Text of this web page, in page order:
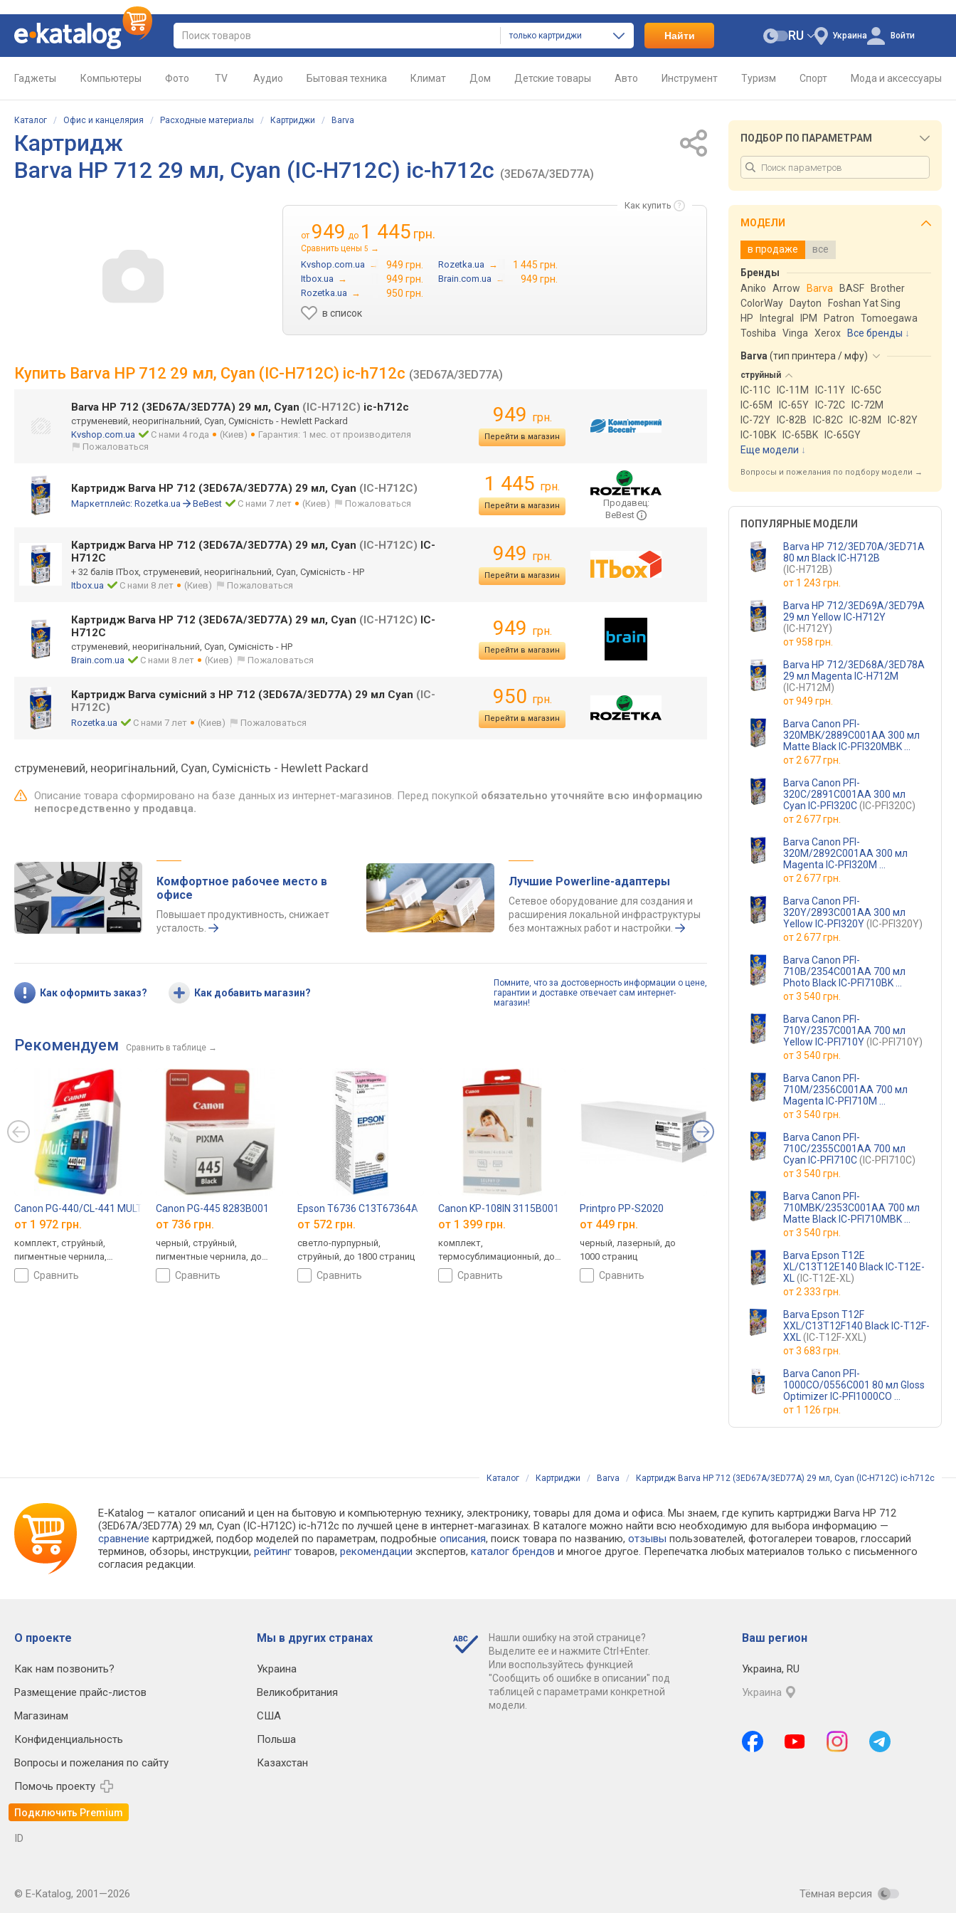
только картриджи Найти Украина
RU Войти
Гаджеты Компьютеры Фото TV Аудио Бытовая техника Климат Дом Детские товары Авто Инструмент Туризм Спорт Мода и аксессуары
Каталог / Офис и канцелярия / Расходные материалы / Картриджи / Barva
Картридж
Barva HP 712 29 мл, Cyan (IC-H712C) ic-h712c (3ED67A/3ED77A)
Как купить
от 949 до 1 445 грн.
Сравнить цены 5 →
Kvshop.com.ua → 949 грн. Rozetka.ua → 1 445 грн.
Itbox.ua → 949 грн. Brain.com.ua → 949 грн.
Rozetka.ua →
950 грн.
в список
Купить Barva HP 712 29 мл, Cyan (IC-H712C) ic-h712c (3ED67A/3ED77A)
Barva HP 712 (3ED67A/3ED77A) 29 мл, Cyan (IC-H712C) ic-h712c
струменевий, неоригінальний, Cyan, Сумісність - Hewlett Packard
Kvshop.com.ua
С нами 4 года (Киев)
Гарантия: 1 мес. от производителя
Пожаловаться
949 грн.
Перейти в магазин
Картридж Barva HP 712 (3ED67A/3ED77A) 29 мл, Cyan (IC-H712C)
Маркетплейс: Rozetka.ua BeBest С нами 7 лет (Киев) Пожаловаться
1 445 грн.
Перейти в магазин
Продавец:
BeBest
Картридж Barva HP 712 (3ED67A/3ED77A) 29 мл, Cyan (IC-H712C) IC-
H712C
+ 32 балів ITbox, струменевий, неоригінальний, Cyan, Сумісність - HP
Itbox.ua
С нами 8 лет (Киев) Пожаловаться
949 грн.
Перейти в магазин
Картридж Barva HP 712 (3ED67A/3ED77A) 29 мл, Cyan (IC-H712C) IC-
H712C
струменевий, неоригінальний, Cyan, Сумісність - HP
Brain.com.ua
С нами 8 лет (Киев) Пожаловаться
949 грн.
Перейти в магазин
Картридж Barva сумісний з HP 712 (3ED67A/3ED77A) 29 мл Cyan (IC-
H712C)
Rozetka.ua С нами 7 лет (Киев) Пожаловаться
950 грн.
Перейти в магазин
струменевий, неоригінальний, Cyan, Сумісність - Hewlett Packard
Описание товара сформировано на базе данных из интернет-магазинов. Перед покупкой обязательно уточняйте всю информацию
непосредственно у продавца.
Комфортное рабочее место в
офисе
Повышает продуктивность, снижает
усталость.
Лучшие Powerline-адаптеры
Сетевое оборудование для создания и
расширения локальной инфраструктуры
без монтажных работ и настройки.
Как оформить заказ? Как добавить магазин?
Помните, что за достоверность информации о цене,
гарантии и доставке отвечает сам интернет-
магазин!
Рекомендуем Сравнить в таблице →
Canon PG-440/CL-441 MULTI 5219B005
от 1 972 грн.
комплект, струйный,
пигментные чернила,
водорастворимые чернила,
до 360 страниц
сравнить
Canon PG-445 8283B001
от 736 грн.
черный, струйный,
пигментные чернила, до
180 страниц
сравнить
Epson T6736 C13T67364A
от 572 грн.
светло-пурпурный,
струйный, до 1800 страниц
сравнить
Canon KP-108IN 3115B001
от 1 399 грн.
комплект,
термосублимационный, до
108 страниц
сравнить
Printpro PP-S2020
от 449 грн.
черный, лазерный, до
1000 страниц
сравнить
Canon PG-84 8592B001
от 994 грн.
пигментные чернила
сравнить
Printalist PL-T8651
от 1 299 грн.
10000 страниц
ПОДБОР ПО ПАРАМЕТРАМ
МОДЕЛИ
в продаже все
Бренды
Aniko
Arrow Barva BASF
Brother
ColorWay
Dayton
Foshan Yat Sing
HP
Integral IPM Patron
Tomoegawa
Toshiba
Vinga Xerox
Все бренды
Barva (тип принтера / мфу)
струйный
IC-11C IC-11M IC-11Y
IC-65C
IC-65M
IC-65Y IC-72C
IC-72M
IC-72Y
IC-82B IC-82C IC-82M
IC-82Y
IC-10BK
IC-65BK
IC-65GY
Еще модели ↓
Вопросы и пожелания по подбору модели →
ПОПУЛЯРНЫЕ МОДЕЛИ
Barva HP 712/3ED70A/3ED71A
80 мл Black IC-H712B
(IC-H712B)
от 1 243 грн.
Barva HP 712/3ED69A/3ED79A
29 мл Yellow IC-H712Y
(IC-H712Y)
от958 грн.
Barva HP 712/3ED68A/3ED78A
29 мл Magenta IC-H712M
(IC-H712M)
от949 грн.
Barva Canon PFI-
320MBK/2889C001AA 300 мл
Matte Black IC-PFI320MBK
(IC-PFI320MBK)
от2 677 грн.
Barva Canon PFI-
320C/2891C001AA 300 мл
Cyan IC-PFI320C(IC-PFI320C)
от2 677 грн.
Barva Canon PFI-
320M/2892C001AA 300 мл
Magenta IC-PFI320M
(IC-PFI320M)
от2 677 грн.
Barva Canon PFI-
320Y/2893C001AA 300 мл
Yellow IC-PFI320Y(IC-PFI320Y)
от2 677 грн.
Barva Canon PFI-
710B/2354C001AA 700 мл
Photo Black IC-PFI710BK
(IC-PFI710BK)
от3 540 грн.
Barva Canon PFI-
710Y/2357C001AA 700 мл
Yellow IC-PFI710Y(IC-PFI710Y)
от3 540 грн.
Barva Canon PFI-
710M/2356C001AA 700 мл
Magenta IC-PFI710M
(IC-PFI710M)
от3 540 грн.
Barva Canon PFI-
710C/2355C001AA 700 мл
Cyan IC-PFI710C(IC-PFI710C)
от3 540 грн.
Barva Canon PFI-
710MBK/2353C001AA 700 мл
Matte Black IC-PFI710MBK
(IC-PFI710MBK)
от3 540 грн.
Barva Epson T12E
XL/C13T12E140 Black IC-T12E-
XL (IC-T12E-XL)
от2 333 грн.
Barva Epson T12F
XXL/C13T12F140 Black IC-T12F-
XXL (IC-T12F-XXL)
от3 683 грн.
Barva Canon PFI-
1000CO/0556C001 80 мл Gloss
Optimizer IC-PFI1000CO
(IC-PFI1000CO)
от 1 126 грн.
Каталог / Картриджи / Barva / Картридж Barva HP 712 (3ED67A/3ED77A) 29 мл, Cyan (IC-H712C) ic-h712c
E-Katalog — каталог описаний и цен на бытовую и компьютерную технику, электронику, товары для дома и офиса. Мы знаем, где купить картриджи Barva HP 712
(3ED67A/3ED77A) 29 мл, Cyan (IC-H712C) ic-h712c по лучшей цене в интернет-магазинах. В каталоге можно найти всю необходимую для выбора информацию —
сравнение картриджей, подбор моделей по параметрам, подробныеописания, поиск товара по названию,отзывы пользователей, фотогалереи товаров, глоссарий
терминов, обзоры, инструкции,рейтинг товаров,рекомендации экспертов,каталог брендов и многое другое. Перепечатка любых материалов только с письменного
согласия редакции.
О проекте
Как нам позвонить?
Размещение прайс-листов
Магазинам
Конфиденциальность
Вопросы и пожелания по сайту
Помочь проекту
Подключить Premium
Мы в других странах
Украина
Великобритания
США
Польша
Казахстан
Нашли ошибку на этой странице?
Выделите ее и нажмите Ctrl+Enter.
Или воспользуйтесь функцией
"Сообщить об ошибке в описании" под
таблицей с параметрами конкретной
модели.
Ваш регион
Украина, RU
Украина
ID
© E-Katalog, 2001—2026 Тёмная версия